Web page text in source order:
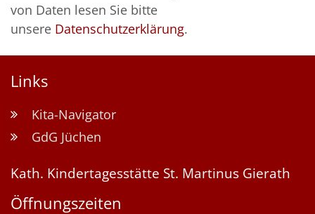
von Daten lesen Sie bitte
unsere Datenschutzerklärung.
Links
Kita-Navigator
GdG Jüchen
Kath. Kindertagesstätte St. Martinus Gierath
Öffnungszeiten